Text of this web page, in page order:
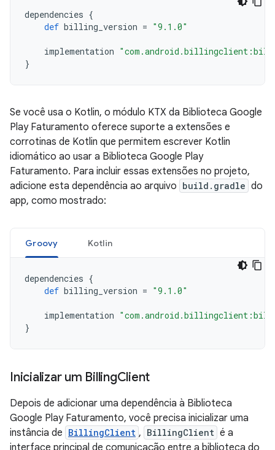
dependencies {
def billing_version = "9.1.0"
implementation
}
Se você usa o Kotlin, o módulo KTX da Biblioteca Google
Play Faturamento oferece suporte a extensões e
corrotinas de Kotlin que permitem escrever Kotlin
idiomático ao usar a Biblioteca Google Play
Faturamento. Para incluir essas extensões no projeto,
adicione esta dependência ao arquivo build.gradle do
app, como mostrado:
Groovy Kotlin
dependencies {
def billing_version = "9.1.0"
implementation
}
Inicializar um BillingClient
Depois de adicionar uma dependência à Biblioteca
Google Play Faturamento, você precisa inicializar uma
instância de BillingClient , BillingClient é a
interface principal de comunicação entre a biblioteca do